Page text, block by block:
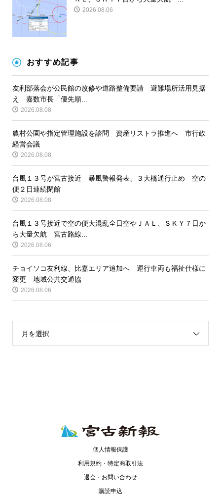
2026.08.06
おすすめ記事
友利部落会が公民館の改修や道路整備要請 避難場所活用見据
え 嘉数市長「優先順...
2026.08.08
農村公園や指定管理施設を諮問 資産リストラ推進へ 市行政
経営会議
2026.08.08
台風１３号が宮古接近 暴風警報発表、３大橋通行止め 空の
便２日連続閉館
2026.08.08
台風１３号接近で空の便大混乱全日空やＪＡＬ、ＳＫＹ７日か
ら大量欠航 宮古路線...
2026.08.06
チョイソコ友利線、比嘉エリア追加へ 運行車両も福祉仕様に
変更 地域公共交通協
2026.08.06
月を選択
個人情報保護
利用規約・特定商取引法
退会・お問い合わせ
購読申込